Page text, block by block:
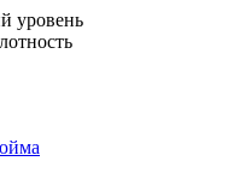
уровень